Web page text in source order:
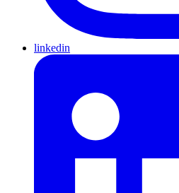
linkedin